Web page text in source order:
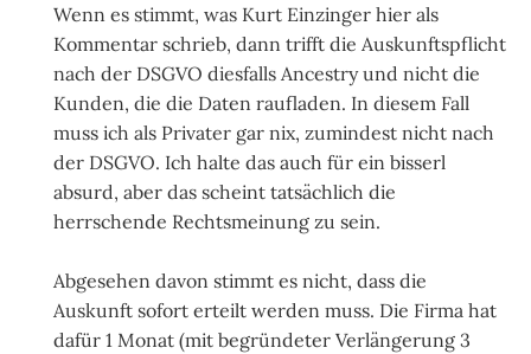
Wenn es stimmt, was Kurt Einzinger hier als
Kommentar schrieb, dann trifft die Auskunftspflicht
nach der DSGVO diesfalls Ancestry und nicht die
Kunden, die die Daten raufladen. In diesem Fall
muss ich als Privater gar nix, zumindest nicht nach
der DSGVO. Ich halte das auch für ein bisserl
absurd, aber das scheint tatsächlich die
herrschende Rechtsmeinung zu sein.
Abgesehen davon stimmt es nicht, dass die
Auskunft sofort erteilt werden muss. Die Firma hat
dafür 1 Monat (mit begründeter Verlängerung 3